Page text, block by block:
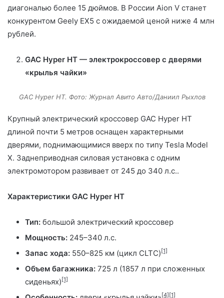
диагональю более 15 дюймов. В России Aion V станет
конкурентом Geely EX5 с ожидаемой ценой ниже 4 млн
рублей.
GAC Hyper HT — электрокроссовер с дверями
«крылья чайки»
GAC Hyper HT. Фото: Журнал Авито Авто/Даниил Рыхлов
Крупный электрический кроссовер GAC Hyper HT
длиной почти 5 метров оснащен характерными
дверями, поднимающимися вверх по типу Tesla Model
X. Заднеприводная силовая установка с одним
электромотором развивает от 245 до 340 л.с..
Характеристики GAC Hyper HT
Тип: большой электрический кроссовер
Мощность: 245–340 л.с.
Запас хода: 550–825 км (цикл CLTC) [1]
Объем багажника: 725 л (1857 л при сложенных
сиденьях) [1]
[4] [1]